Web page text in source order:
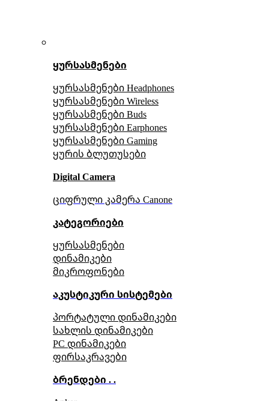
ყურსასმენები
ყურსასმენები Headphones
ყურსასმენები Wireless
ყურსასმენები Buds
ყურსასმენები Earphones
ყურსასმენები Gaming
ყურის ბლუთუსები
Digital Camera
ციფრული კამერა Сanone
კატეგორიები
ყურსასმენები
დინამიკები
მიკროფონები
აკუსტიკური სისტემები
პორტატული დინამიკები
სახლის დინამიკები
PC დინამიკები
ფირსაკრავები
ბრენდები . .